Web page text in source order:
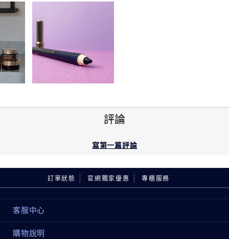
層層疊擦不厚重、輕盈透氣超持妝，只#為更完美的你而
生。
18款豐富色選 — 必有你的命定色。
粉持久粉底全新升級，除了保留原有優點外，更全面升級
超越經典再突破 ，4大關鍵進化！
「革新仿生動態真肌網」
輕盈好疊擦
輕盈不厚重，遮瑕度自由掌控
貼色不暗沉
Ingredients: Water\Aqua\Eau, Methyl Trimethicone,
Dimethicone, Trimethylsiloxysilicate, Niacinamide, Peg-
Titanium Dioxide, Silica, Sodium Hyaluronate,
Laminaria Saccharina Extract, Lactobacillus Ferment,
Butylene Glycol, Triethyl Citrate, Alumina,
Chlorphenesin, Sorbic Acid, Potassium Sorbate, [+/-
Mica, Titanium Dioxide (Ci 77891), Iron Oxides (Ci
<ILN53331>
品成分，了解最新的成分內容。
評論
寫第一篇評論
訂單狀態 官網獨家優惠 專櫃服務
客服中心
購物說明